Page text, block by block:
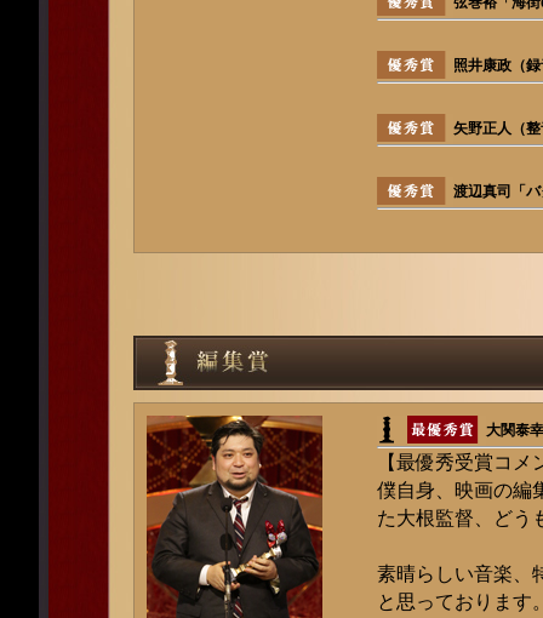
照井康政（
矢野正人（
渡辺真司「
大関泰
【最優秀受賞コメ
僕自身、映画の編
た大根監督、どう
素晴らしい音楽、
と思っております